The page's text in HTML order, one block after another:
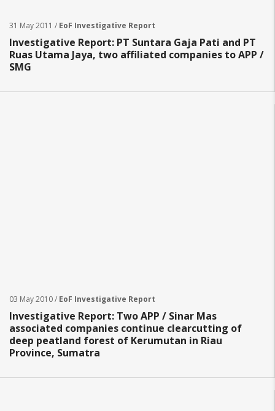
31 May 2011 / EoF Investigative Report
Investigative Report: PT Suntara Gaja Pati and PT
Ruas Utama Jaya, two affiliated companies to APP /
SMG
03 May 2010 / EoF Investigative Report
Investigative Report: Two APP / Sinar Mas
associated companies continue clearcutting of
deep peatland forest of Kerumutan in Riau
Province, Sumatra